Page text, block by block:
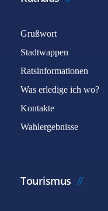
Grußwort
Stadtwappen
Ratsinformationen
Was erledige ich wo?
Kontakte
Wahlergebnisse
Tourismus